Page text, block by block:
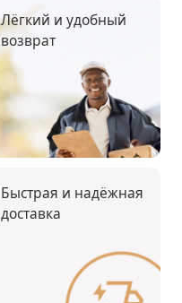
Лёгкий и удобный
возврат
Быстрая и надёжная
доставка